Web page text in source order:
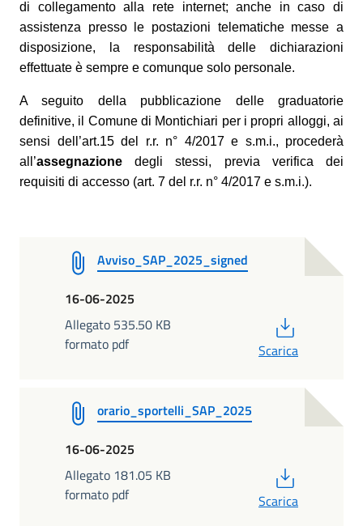
di collegamento alla rete internet; anche in caso di
assistenza presso le postazioni telematiche messe a
disposizione, la responsabilità delle dichiarazioni
effettuate è sempre e comunque solo personale.
A seguito della pubblicazione delle graduatorie
definitive, il Comune di Montichiari per i propri alloggi, ai
sensi dell’art.15 del r.r. n° 4/2017 e s.m.i., procederà
all’assegnazione degli stessi, previa verifica dei
requisiti di accesso (art. 7 del r.r. n° 4/2017 e s.m.i.).
Avviso_SAP_2025_signed
16-06-2025
Allegato 535.50 KB
formato pdf
Scarica
orario_sportelli_SAP_2025
16-06-2025
Allegato 181.05 KB
formato pdf
Scarica